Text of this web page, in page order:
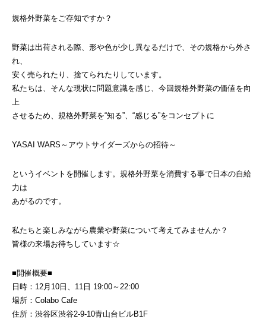
規格外野菜をご存知ですか？
野菜は出荷される際、形や色が少し異なるだけで、その規格から外さ
れ、
安く売られたり、捨てられたりしています。
私たちは、そんな現状に問題意識を感じ、今回規格外野菜の価値を向
上
させるため、規格外野菜を“知る”、“感じる”をコンセプトに
YASAI WARS～アウトサイダーズからの招待～
というイベントを開催します。規格外野菜を消費する事で日本の自給
力は
あがるのです。
私たちと楽しみながら農業や野菜について考えてみませんか？
皆様の来場お待ちしています☆
■開催概要■
日時：12月10日、11日 19:00～22:00
場所：Colabo Cafe
住所：渋谷区渋谷2-9-10青山台ビルB1F